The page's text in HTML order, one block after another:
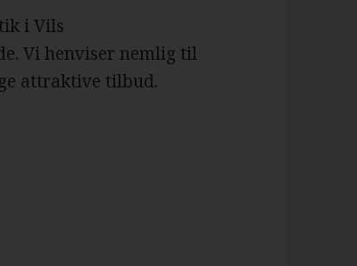
i Vils
Vi henviser nemlig til
attraktive tilbud.